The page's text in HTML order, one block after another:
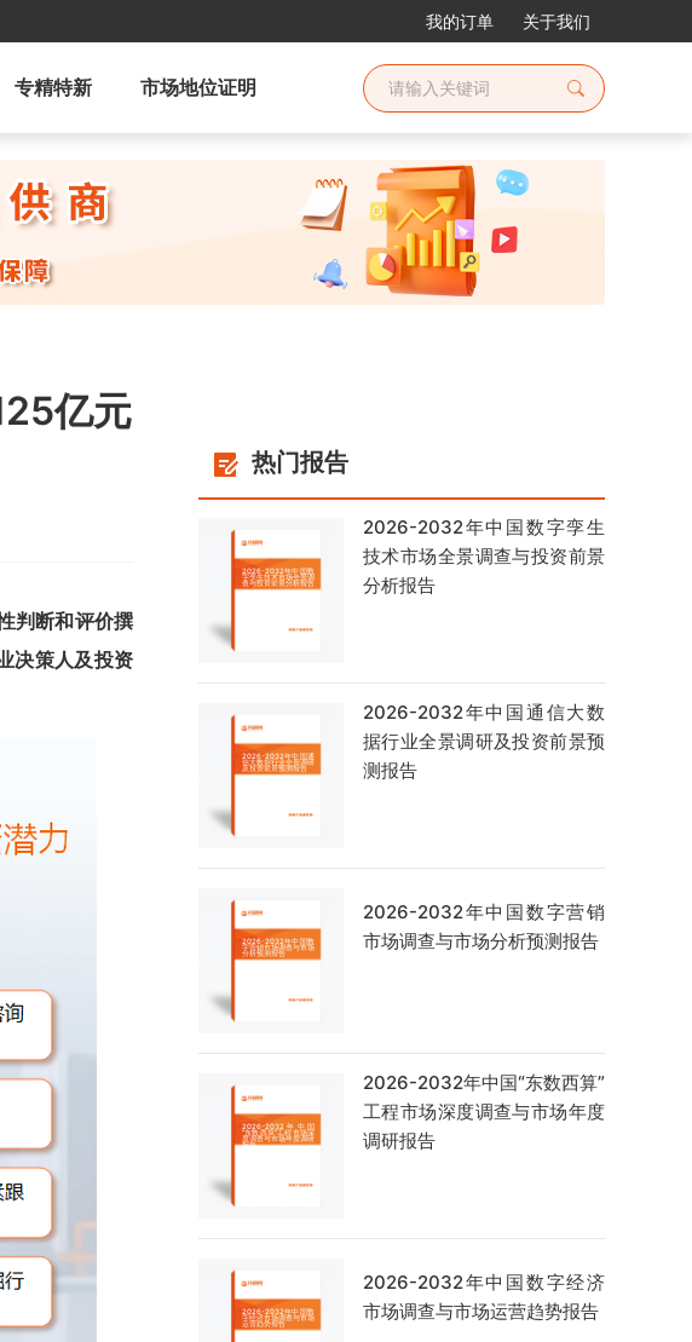
我的订单 关于我们
专精特新 市场地位证明
亿元
判断和评价撰
决策人及投资
热门报告
2026-2032年中国数字孪生
技术市场全景调查与投资前景
分析报告
2026-2032年中国通信大数
据行业全景调研及投资前景预
测报告
2026-2032年中国数字营销
市场调查与市场分析预测报告
2026-2032年中国“东数西算”
工程市场深度调查与市场年度
调研报告
2026-2032年中国数字经济
市场调查与市场运营趋势报告